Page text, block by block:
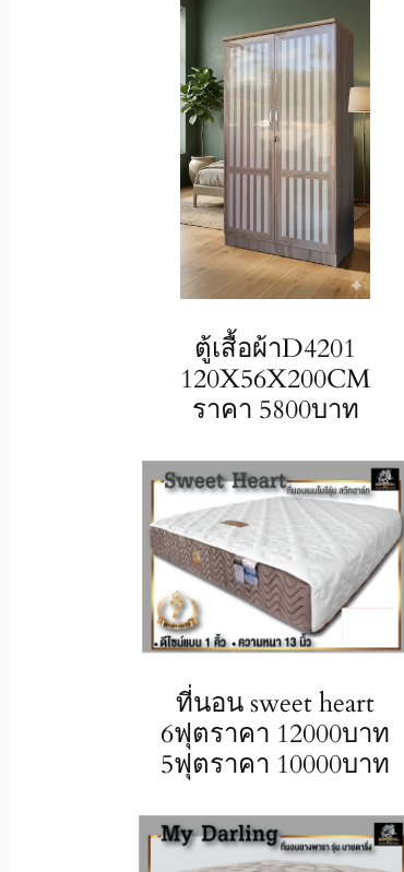
ตู้เสื้อผ้าD4201
120X56X200CM
ราคา 5800บาท
ที่นอน sweet heart
6ฟุตราคา 12000บาท
5ฟุตราคา 10000บาท